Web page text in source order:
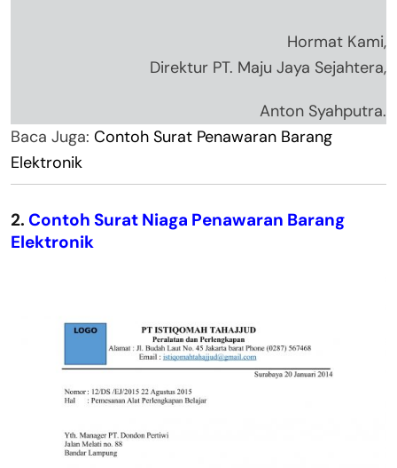
Hormat Kami,
Direktur PT. Maju Jaya Sejahtera,
Anton Syahputra.
Baca Juga: Contoh Surat Penawaran Barang
Elektronik
2. Contoh Surat Niaga Penawaran Barang
Elektronik